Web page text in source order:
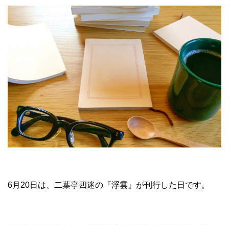
6月20日は、二葉亭四迷の『浮雲』が刊行した日です。